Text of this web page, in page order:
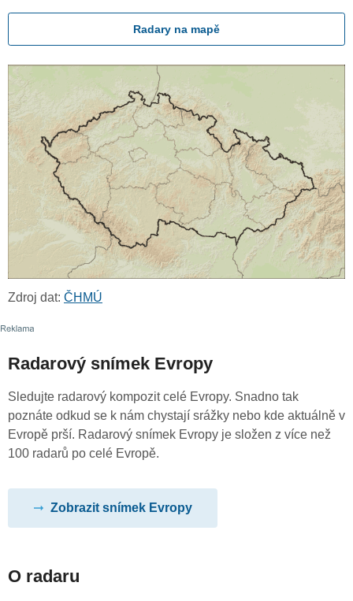
Radary na mapě
Zdroj dat: ČHMÚ
Radarový snímek Evropy
Sledujte radarový kompozit celé Evropy. Snadno tak
poznáte odkud se k nám chystají srážky nebo kde aktuálně v
Evropě prší. Radarový snímek Evropy je složen z více než
100 radarů po celé Evropě.
Zobrazit snímek Evropy
O radaru